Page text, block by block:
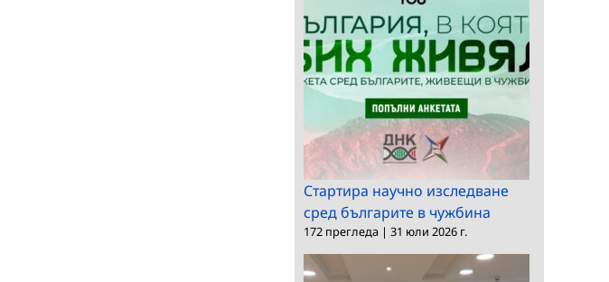
Стартира научно изследване
сред българите в чужбина
172 прегледа | 31 юли 2026 г.